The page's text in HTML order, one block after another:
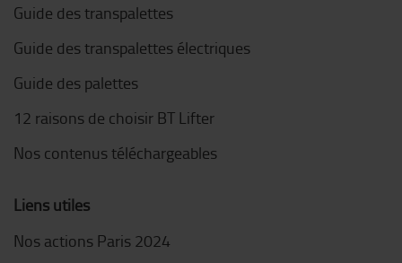
Guide des transpalettes
Guide des transpalettes électriques
Guide des palettes
12 raisons de choisir BT Lifter
Nos contenus téléchargeables
Liens utiles
Nos actions Paris 2024